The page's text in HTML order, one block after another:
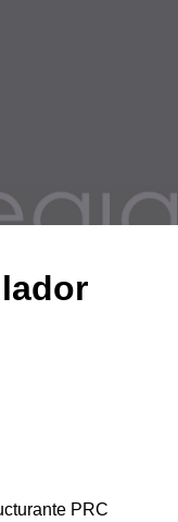
PRC